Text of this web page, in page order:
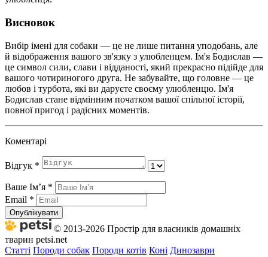
Висновок
Вибір імені для собаки — це не лише питання уподобань, але
й відображення вашого зв'язку з улюбленцем. Ім'я Бодислав —
це символ сили, слави і відданості, який прекрасно підійде для
вашого чотириногого друга. Не забувайте, що головне — це
любов і турбота, які ви даруєте своєму улюбленцю. Ім'я
Бодислав стане відмінним початком вашої спільної історії,
повної пригод і радісних моментів.
Коментарі
Відгук *
Ваше Імʼя *
Email *
Опублікувати
© 2013-2026 Простір для власників домашніх
тварин petsi.net
Статті Породи собак Породи котів Коні Динозаври